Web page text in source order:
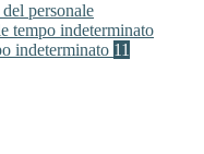
personale
tempo indeterminato
indeterminato 11